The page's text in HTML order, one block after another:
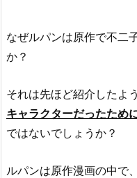
なぜルパンは原作で不二
か？
それは先ほど紹介したよう
キャラクターだったため
ではないでしょうか？
ルパンは原作漫画の中で